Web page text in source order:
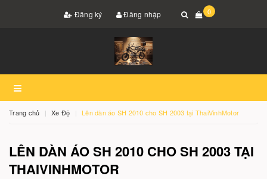
Đăng ký Đăng nhập 0
Trang chủ Xe Độ Lên dàn áo SH 2010 cho SH 2003 tại ThaiVinhMotor
LÊN DÀN ÁO SH 2010 CHO SH 2003 TẠI
THAIVINHMOTOR